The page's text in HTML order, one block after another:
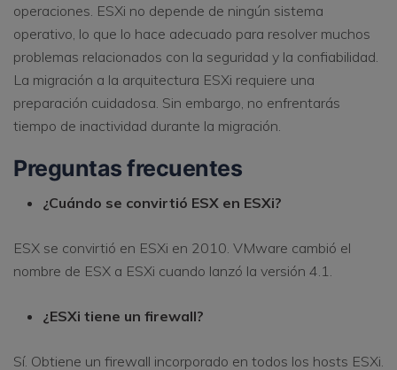
operaciones. ESXi no depende de ningún sistema
operativo, lo que lo hace adecuado para resolver muchos
problemas relacionados con la seguridad y la confiabilidad.
La migración a la arquitectura ESXi requiere una
preparación cuidadosa. Sin embargo, no enfrentarás
tiempo de inactividad durante la migración.
Preguntas frecuentes
¿Cuándo se convirtió ESX en ESXi?
ESX se convirtió en ESXi en 2010. VMware cambió el
nombre de ESX a ESXi cuando lanzó la versión 4.1.
¿ESXi tiene un firewall?
Sí. Obtiene un firewall incorporado en todos los hosts ESXi.